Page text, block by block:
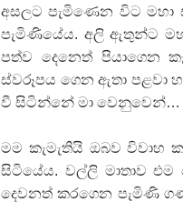
අසලට පැමිණෙන විට මහා
පැමිණියේය. අලි ඇතුන්ට
පත්ව දෙනෙත් පියාගෙන
ස්වරූපය ගෙන ඇතා පළවා
වී සිටින්නේ මා වෙනුවෙන්…
මම කැමැතියි ඔබව විවාහ
සිටියේය. වල්ලි මාතාව
දෙවනත් කරගෙන පැමිණි